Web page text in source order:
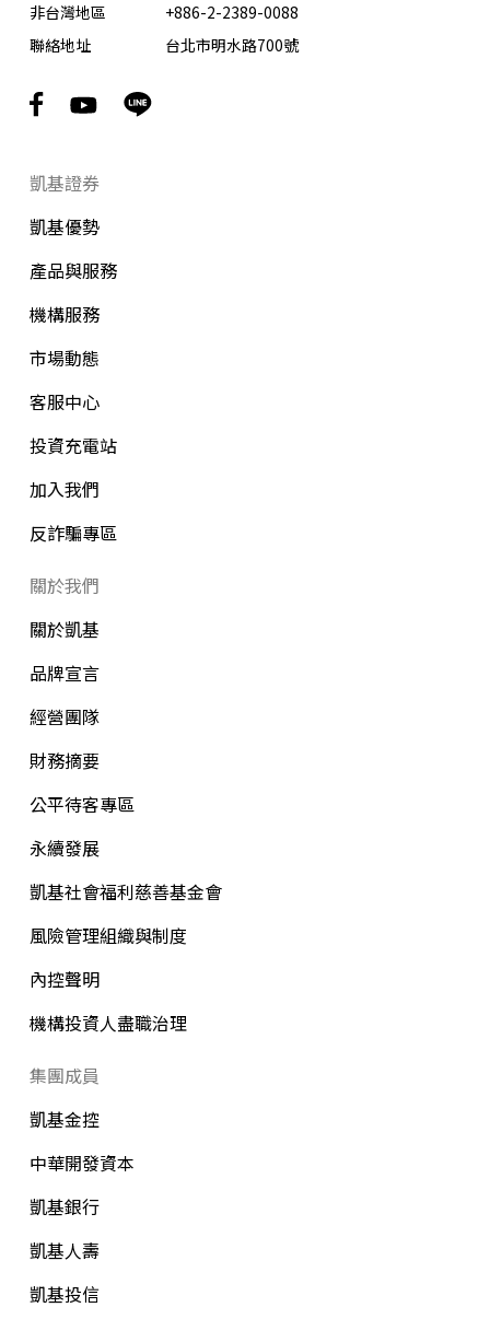
非台灣地區
+886-2-2389-0088
聯絡地址
台北市明水路700號
凱基證券
凱基優勢
產品與服務
機構服務
市場動態
客服中心
投資充電站
加入我們
反詐騙專區
關於我們
關於凱基
品牌宣言
經營團隊
財務摘要
公平待客專區
永續發展
凱基社會福利慈善基金會
風險管理組織與制度
內控聲明
機構投資人盡職治理
集團成員
凱基金控
中華開發資本
凱基銀行
凱基人壽
凱基投信